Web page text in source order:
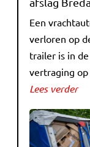
Een
verloren op
trailer is in
vertraging
Lees verder